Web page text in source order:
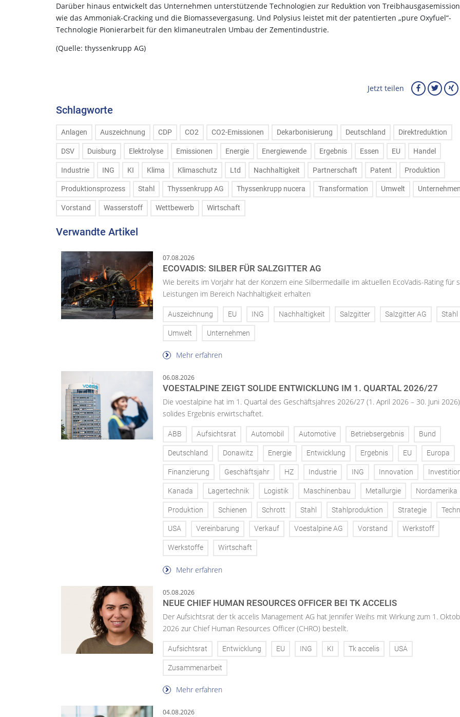
Darüber hinaus entwickelt das Unternehmen unterstützende Technologien zur Reduktion von
wie das Ammoniak-Cracking und die Biomassevergasung. Und Polysius leistet mit der patentierten „pure Oxyfuel“-
Technologie Pionierarbeit für den klimaneutralen Umbau der Zementindustrie.
(Quelle: thyssenkrupp AG)
Jetzt teilen
Schlagworte
Anlagen Auszeichnung CDP CO2 CO2-Emissionen Dekarbonisierung Deutschland Direktreduktion
DSV Duisburg Elektrolyse Emissionen Energie Energiewende Ergebnis Essen EU Handel
Industrie ING KI Klima Klimaschutz Ltd Nachhaltigkeit Partnerschaft Patent Produktion
Produktionsprozess Stahl Thyssenkrupp AG Thyssenkrupp nucera Transformation Umwelt
Vorstand Wasserstoff Wettbewerb Wirtschaft
Verwandte Artikel
07.08.2026
ECOVADIS: SILBER FÜR SALZGITTER AG
Wie bereits im Vorjahr hat der Konzern eine Silbermedaille im aktuellen EcoVadis-Rating für
Leistungen im Bereich Nachhaltigkeit erhalten
Auszeichnung EU ING Nachhaltigkeit Salzgitter Salzgitter AG Stahl
Umwelt Unternehmen
Mehr erfahren
06.08.2026
VOESTALPINE ZEIGT SOLIDE ENTWICKLUNG IM 1. QUARTAL 2026/27
Die voestalpine hat im 1. Quartal des Geschäftsjahres 2026/27 (1. April 2026 – 30. Juni
solides Ergebnis erwirtschaftet.
ABB Aufsichtsrat Automobil Automotive Betriebsergebnis Bund
Deutschland Donawitz Energie Entwicklung Ergebnis EU Europa
Finanzierung Geschäftsjahr HZ Industrie ING Innovation
Kanada Lagertechnik Logistik Maschinenbau Metallurgie Nordamerika
Produktion Schienen Schrott Stahl Stahlproduktion Strategie
USA Vereinbarung Verkauf Voestalpine AG Vorstand Werkstoff
Werkstoffe Wirtschaft
Mehr erfahren
05.08.2026
NEUE CHIEF HUMAN RESOURCES OFFICER BEI TK ACCELIS
Der Aufsichtsrat der tk accelis Management AG hat Jennifer Weihs mit Wirkung zum 1.
2026 zur Chief Human Resources Officer (CHRO) bestellt.
Aufsichtsrat Entwicklung EU ING KI Tk accelis USA
Zusammenarbeit
Mehr erfahren
04.08.2026